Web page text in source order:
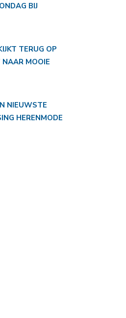
BIJ
TERUG OP
NAAR MOOIE
NIEUWSTE
HERENMODE